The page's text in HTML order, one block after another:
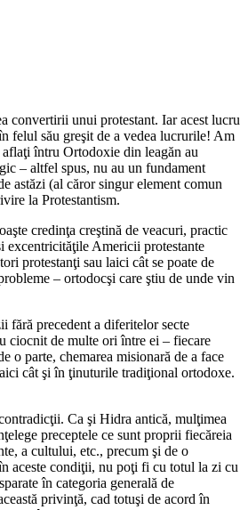
convertirii unui protestant. Iar acest lucru
felul său greşit de a vedea lucrurile! Am
întru Ortodoxie din leagăn au
– altfel spus, nu au un fundament
astăzi (al căror singur element comun
la Protestantism.
credinţa creştină de veacuri, practic
excentricităţile Americii protestante
protestanţi sau laici cât se poate de
– ortodocşi care ştiu de unde vin
fără precedent a diferitelor secte
ciocnit de multe ori între ei – fiecare
o parte, chemarea misionară de a face
cât şi în ţinuturile tradiţional ortodoxe.
Ca şi Hidra antică, mulţimea
preceptele ce sunt proprii fiecăreia
a cultului, etc., precum şi de o
aceste condiţii, nu poţi fi cu totul la zi cu
în categoria generală de
privinţă, cad totuşi de acord în